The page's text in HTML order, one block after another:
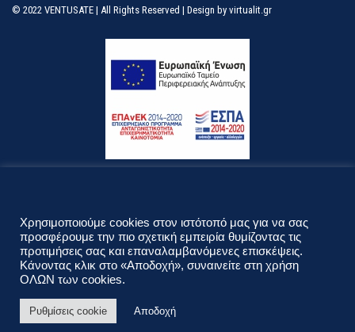
© 2022 VENTUSATE | All Rights Reserved | Design by virtualit.gr
Δευτέρα - Παρασκευή 09.00 - 18.00
210 689 9100 210 6898600
Χρησιμοποιούμε cookies στον ιστότοπό μας για να σας
προσφέρουμε την πιο σχετική εμπειρία θυμίζοντας τις
προτιμήσεις σας και επαναλαμβανόμενες επισκέψεις.
Κάνοντας κλικ στο «Αποδοχή», συναινείτε στη χρήση
ΟΛΩΝ των cookies.
Ρυθμίσεις cookie Αποδοχή